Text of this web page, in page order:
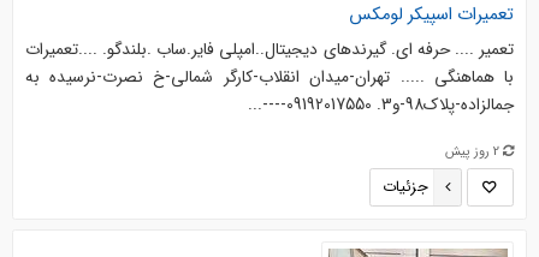
تعمیرات اسپیکر لومکس
تعمیر .... حرفه ای. گیرندهای دیجیتال..امپلی فایر.ساب .بلندگو. ....‌‌تعمیرات
با هماهنگی ..... تهران-میدان انقلاب-کارگر شمالی-خ نصرت-نرسیده به
جمالزاده-پلاک98-و3. 09192017550----...
2 روز پیش
جزئیات